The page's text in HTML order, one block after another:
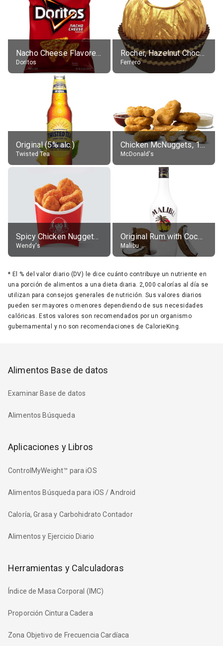
Nacho Cheese Flavored Tortilla Chips
Doritos
Rocher, Hazelnut Chocolate Ball
Ferrero
Original (5% alc.)
Twisted Tea
Chicken McNuggets, 10 pieces, without sauce
McDonald's
Spicy Chicken Nuggets, without sauce
Wendy's
Original Rum with Coconut Flavour (21% alc.)
Malibu
* El % del valor diario (DV) le dice cuánto contribuye un nutriente en
una porción de alimentos a una dieta diaria. 2,000 calorías al día se
utilizan para consejos generales de nutrición. Sus valores diarios
pueden ser mayores o menores dependiendo de sus necesidades
calóricas. Estos valores son recomendados por un organismo
gubernamental y no son recomendaciones de CalorieKing.
Alimentos Base de datos
Examinar Base de datos
Alimentos Búsqueda
Aplicaciones y Libros
ControlMyWeight™ para iOS
Alimentos Búsqueda para iOS / Android
Caloría, Grasa y Carbohidrato Contador
Alimentos y Ejercicio Diario
Herramientas y Calculadoras
Índice de Masa Corporal (IMC)
Proporción Cintura Cadera
Zona Objetivo de Frecuencia Cardíaca